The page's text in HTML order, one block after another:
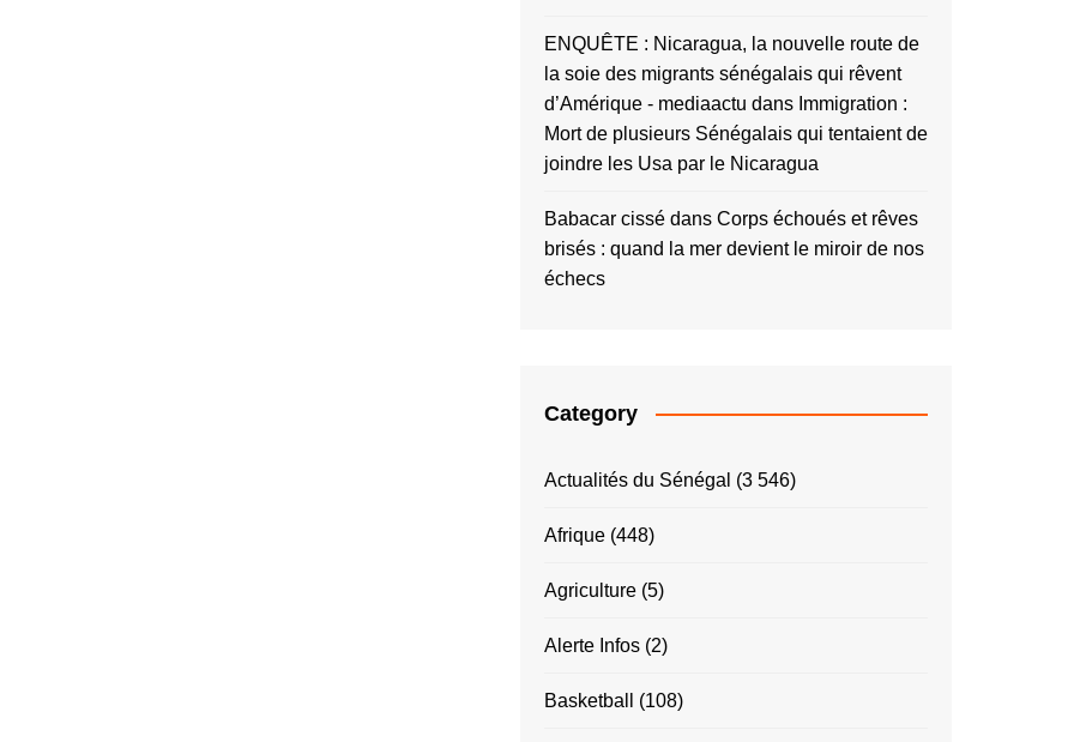
ENQUÊTE : Nicaragua, la nouvelle route de
la soie des migrants sénégalais qui rêvent
d’Amérique - mediaactu dans Immigration :
Mort de plusieurs Sénégalais qui tentaient de
joindre les Usa par le Nicaragua
Babacar cissé dans Corps échoués et rêves
brisés : quand la mer devient le miroir de nos
échecs
Category
Actualités du Sénégal (3 546)
Afrique (448)
Agriculture (5)
Alerte Infos (2)
Basketball (108)